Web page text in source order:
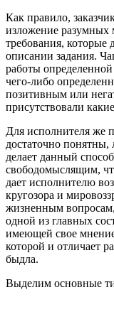
Как правило,
изложение
требования, которые
описании задания.
работы
чего-либо
позитивным или
присутствовали
Для исполнителя же
достаточно
делает данный
свободомыслящим,
дает исполнителю
кругозора и
жизненным вопросам,
одной из главных
имеющей свое
которой и отличает
быдла.
Выделим основные